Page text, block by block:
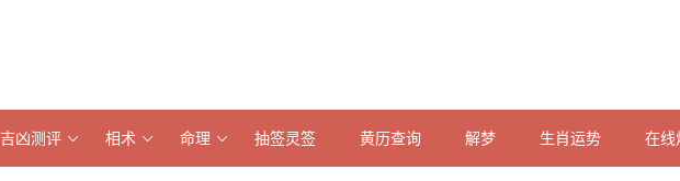
吉凶测评 相术 命理 抽签灵签 黄历查询 解梦 生肖运势 在线